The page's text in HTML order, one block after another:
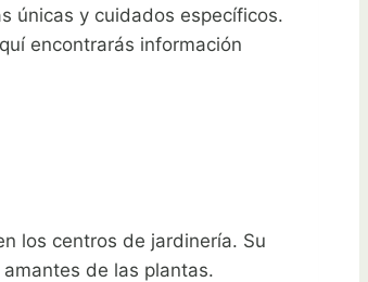
únicas y cuidados específicos.
encontrarás información
los centros de jardinería. Su
de las plantas.